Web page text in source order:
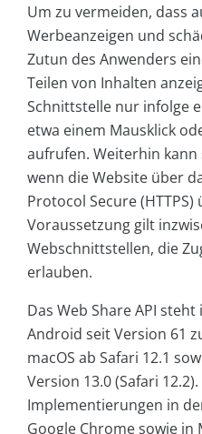
Um zu vermeiden, dass
Werbeanzeigen und
Zutun des Anwenders
Teilen von Inhalten
Schnittstelle nur infolge
etwa einem Mausklick
aufrufen. Weiterhin
wenn die Website über
Protocol Secure
Voraussetzung gilt
Webschnittstellen, die
erlauben.
Das Web Share API
Android seit Version 61
macOS ab Safari 12.1
Version 13.0 (Safari
Implementierungen in
Google Chrome sowie in